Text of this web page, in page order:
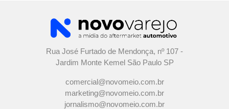
Rua José Furtado de Mendonça, nº 107 -
Jardim Monte Kemel São Paulo SP
comercial@novomeio.com.br
marketing@novomeio.com.br
jornalismo@novomeio.com.br